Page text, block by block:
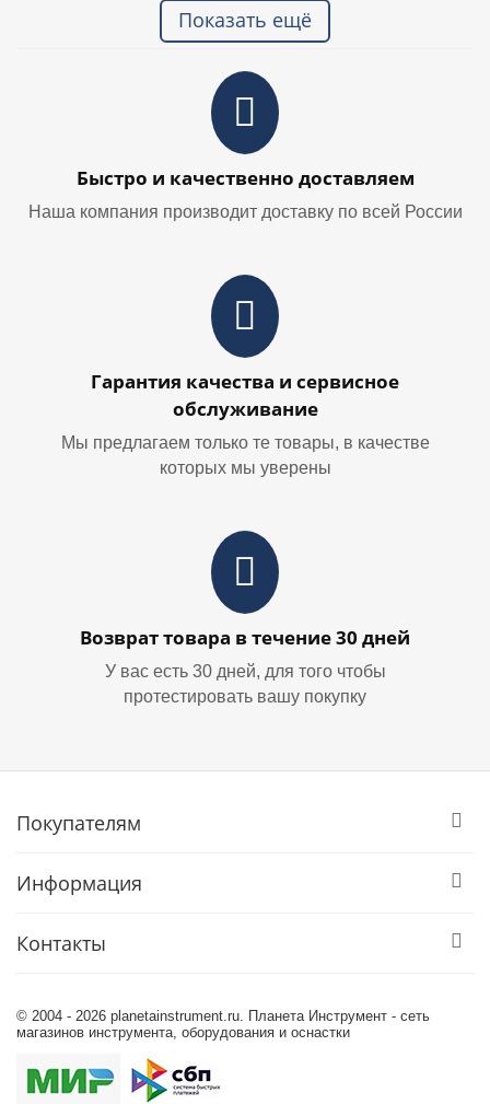
Показать ещё
Быстро и качественно доставляем
Наша компания производит доставку по всей России
Гарантия качества и сервисное
обслуживание
Мы предлагаем только те товары, в качестве
которых мы уверены
Возврат товара в течение 30 дней
У вас есть 30 дней, для того чтобы
протестировать вашу покупку
Покупателям
Информация
Контакты
© 2004 - 2026 planetainstrument.ru. Планета Инструмент - сеть
магазинов инструмента, оборудования и оснастки